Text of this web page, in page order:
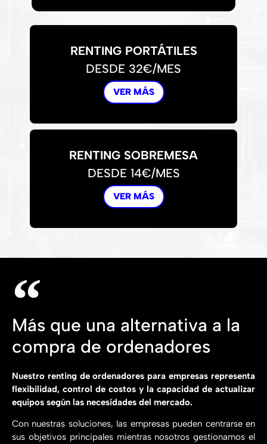
RENTING PORTÁTILES
DESDE 32€/MES
VER MÁS
RENTING SOBREMESA
DESDE 14€/MES
VER MÁS
Más que una alternativa a la
compra de ordenadores
Nuestro renting de ordenadores para empresas representa
flexibilidad, control de costos y la capacidad de actualizar
equipos según las necesidades del mercado.
Con nuestras soluciones, las empresas pueden centrarse en
sus objetivos principales mientras nosotros gestionamos el